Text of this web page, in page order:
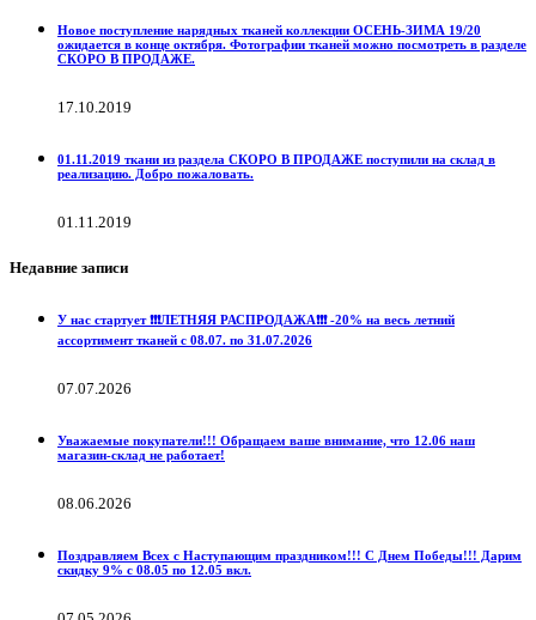
Новое поступление нарядных тканей коллекции ОСЕНЬ-ЗИМА 19/20
ожидается в конце октября. Фотографии тканей можно посмотреть в разделе
СКОРО В ПРОДАЖЕ.
17.10.2019
01.11.2019 ткани из раздела СКОРО В ПРОДАЖЕ поступили на склад в
реализацию. Добро пожаловать.
01.11.2019
Недавние записи
У нас стартует ❗️❗️❗️ЛЕТНЯЯ РАСПРОДАЖА❗️❗️❗️ -20% на весь летний
ассортимент тканей с 08.07. по 31.07.2026
07.07.2026
Уважаемые покупатели!!! Обращаем ваше внимание, что 12.06 наш
магазин-склад не работает!
08.06.2026
Поздравляем Всех с Наступающим праздником!!! С Днем Победы!!! Дарим
скидку 9% с 08.05 по 12.05 вкл.